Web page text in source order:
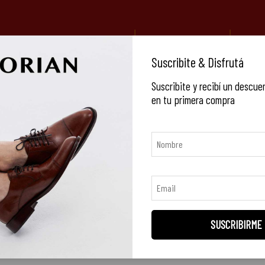
Suscribite & Disfrutá
Suscribite y recibí un
en tu primera compra
SUSCRIBIRME
Chocolate Engrasado
Talles